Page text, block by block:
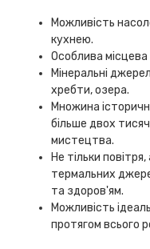
Можливість
кухнею.
Особлива
Мінеральні
хребти, озера.
Множина
більше двох
мистецтва.
Не тільки
термальних
та здоров'ям.
Можливість
протягом всього